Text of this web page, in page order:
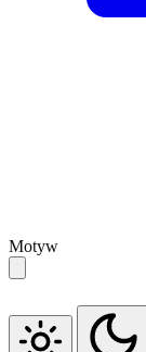
Motyw